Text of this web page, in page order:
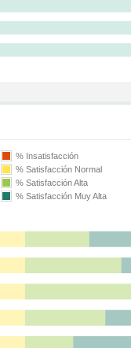
% Insatisfacción
% Satisfacción Normal
% Satisfacción Alta
% Satisfacción Muy Alta